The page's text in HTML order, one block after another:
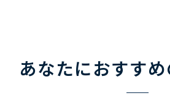
あなたにおすす